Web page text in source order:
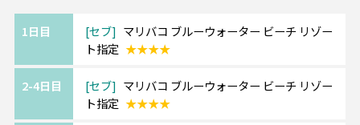
※お手配完了後、日時の変更・キャンセルは出来かねま
パシフィック航空！
追加で「受託手荷物」や「機内食」もお手配
まずはお気軽にお問い合わせください♪
1日目 セブ
マリバコ ブルーウォーター ビーチ リゾー
ト指定 ★★★★
2-4日目 セブ
マリバコ ブルーウォーター ビーチ リゾー
ト指定 ★★★★